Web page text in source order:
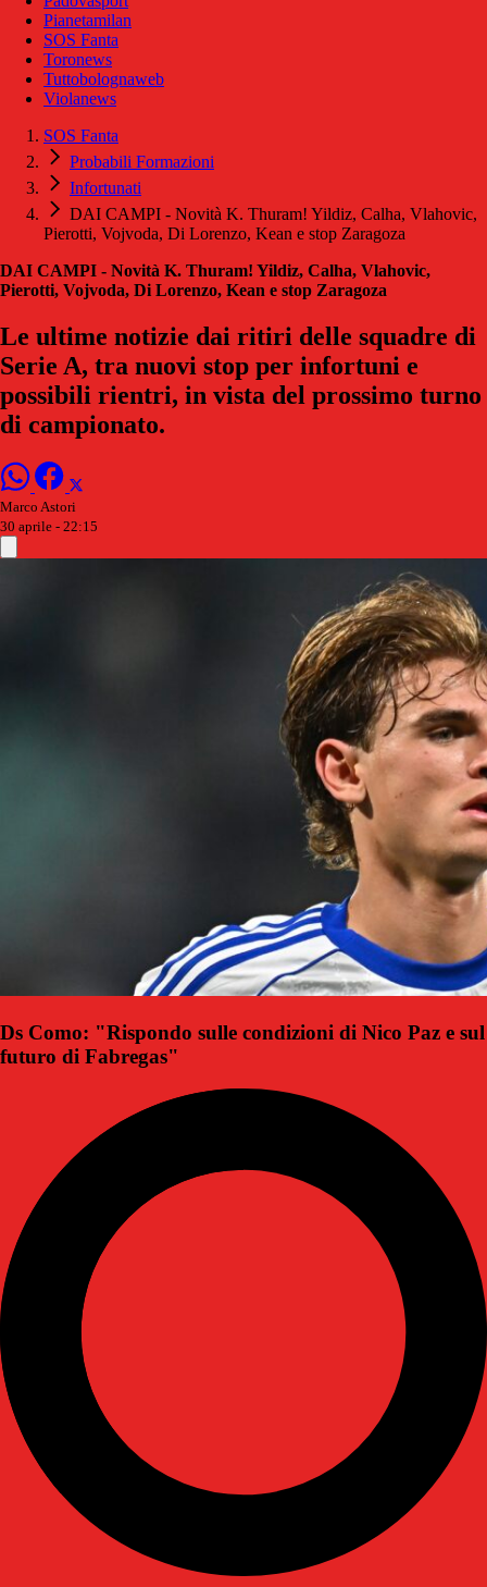
Pianetamilan
SOS Fanta
Toronews
Tuttobolognaweb
Violanews
SOS Fanta
Probabili Formazioni
Infortunati
DAI CAMPI - Novità K. Thuram! Yildiz, Calha, Vlahovic,
Pierotti, Vojvoda, Di Lorenzo, Kean e stop Zaragoza
DAI CAMPI - Novità K. Thuram! Yildiz, Calha, Vlahovic,
Pierotti, Vojvoda, Di Lorenzo, Kean e stop Zaragoza
Le ultime notizie dai ritiri delle squadre di
Serie A, tra nuovi stop per infortuni e
possibili rientri, in vista del prossimo turno
di campionato.
Marco Astori
30 aprile - 22:15
Ds Como: "Rispondo sulle condizioni di Nico Paz e sul
futuro di Fabregas"